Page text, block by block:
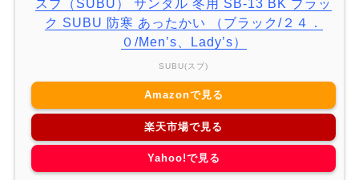
スブ（SUBU） サンダル 冬用 SB-13 BK ブラッ
ク SUBU 防寒 あったかい （ブラック/２４．
０/Men’s、Lady’s）
SUBU(スブ)
Amazonで見る
楽天市場で見る
Yahoo!で見る